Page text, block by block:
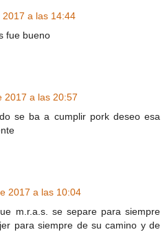
a las 14:44
fue bueno
2017 a las 20:57
se ba a cumplir pork deseo esa
2017 a las 10:04
m.r.a.s. se separe para siempre
para siempre de su camino y de